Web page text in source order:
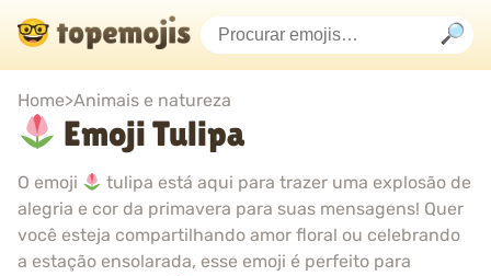
Home>Animais e natureza
Emoji Tulipa
O emoji
tulipa está aqui para trazer uma explosão de
alegria e cor da primavera para suas mensagens! Quer
você esteja compartilhando amor floral ou celebrando
a estação ensolarada, esse emoji é perfeito para